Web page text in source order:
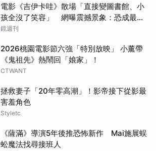
電影《吉伊卡哇》散場「直接變圖書館、小
孩全沒了笑容」 網曝震撼景象：恐成最新
童年陰影
鏡週刊
2026桃園電影節六強「特別放映」 小薰帶
《鬼祖先》熱鬧回「娘家」！
CTWANT
拯救妻子「20年零高潮」！影帝接下從影最
害羞角色
Styletc
《薩滿》導演5年後推恐怖新作 Mai施展蜈
蚣魔法找尋接班人